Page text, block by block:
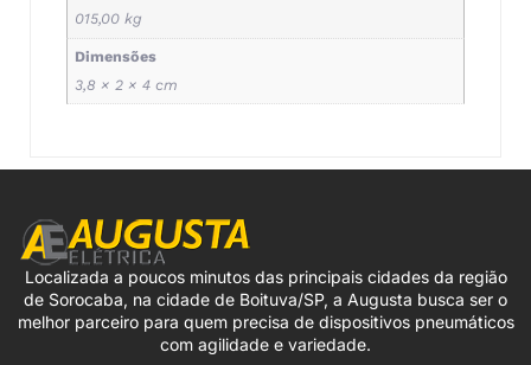
015,00 kg
Dimensões
3,8 × 2 × 4 cm
Localizada a poucos minutos das principais cidades da região
de Sorocaba, na cidade de Boituva/SP, a Augusta busca ser o
melhor parceiro para quem precisa de dispositivos pneumáticos
com agilidade e variedade.